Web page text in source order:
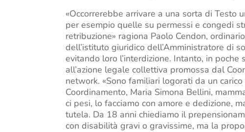
«Occorrerebbe arrivare a una sorta di Testo
per esempio quelle su permessi e congedi
retribuzione» ragiona Paolo Cendon,
dell’istituto giuridico dell’Amministratore di
evitando loro l’interdizione. Intanto, in
all’azione legale collettiva promossa dal
network. «Sono familiari logorati da un
Coordinamento, Maria Simona Bellini,
ci pesi, lo facciamo con amore e dedizione,
tutela. Da 18 anni chiediamo il
con disabilità gravi o gravissime, ma la